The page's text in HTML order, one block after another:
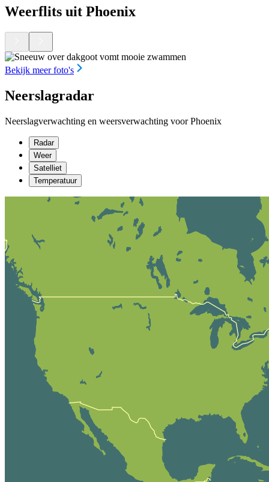
Weerflits uit Phoenix
Bekijk meer foto's
Neerslagradar
Neerslagverwachting en weersverwachting voor Phoenix
Radar
Weer
Satelliet
Temperatuur